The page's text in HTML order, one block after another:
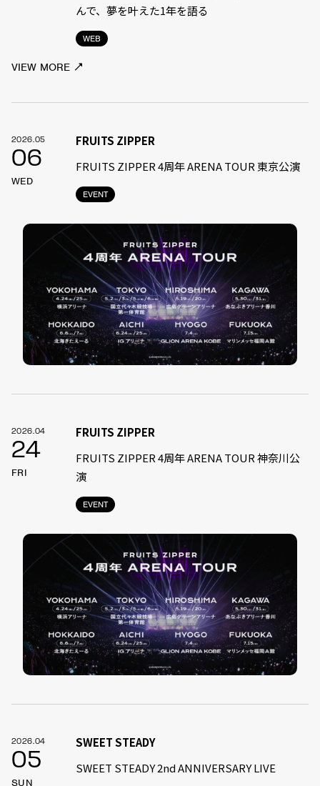
WEB
んで、夢を叶えた1年を語る
VIEW MORE
2026.05
06
WED
EVENT
FRUITS ZIPPER
FRUITS ZIPPER 4周年 ARENA TOUR 東京公演
2026.04
24
FRI
EVENT
FRUITS ZIPPER
FRUITS ZIPPER 4周年 ARENA TOUR 神奈川公
演
2026.04
05
SUN
SWEET STEADY
SWEET STEADY 2nd ANNIVERSARY LIVE